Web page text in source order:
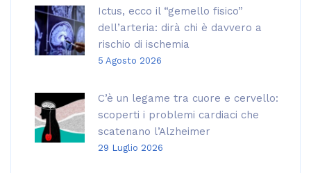
Ictus, ecco il “gemello fisico”
dell’arteria: dirà chi è davvero a
rischio di ischemia
5 Agosto 2026
C’è un legame tra cuore e cervello:
scoperti i problemi cardiaci che
scatenano l’Alzheimer
29 Luglio 2026